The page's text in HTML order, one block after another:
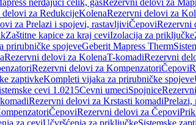
nerđajući čelik, gasRezervni delovi za
delovi za RedukcijeKolenaRezervni delovi za
za Prelazi i spojevi, rastavljiviČepoviRezervni
Zaštitne kapice za kraj ceviIzolacija za priključke
prirubničke spojeveGeberit Mapress Therm
Rezervni delovi za KolenaT-komadiRezervni
Rezervni delovi za KompenzatoriČepovi
zaptivkeKompleti vijaka za prirubničke spojeve
cevi 1.0215Cevni umeciSpojnice
Rezervni delovi za Krstasti komadiPrelazi,
ČepoviRezervni delovi za Čepovi
za ceviUčvršćenja za priključkeSistemske